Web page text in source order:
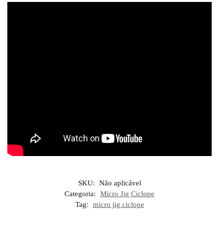
SKU:
Não aplicável
Categoria:
Micro Jig Ciclope
Tag:
micro jig ciclope